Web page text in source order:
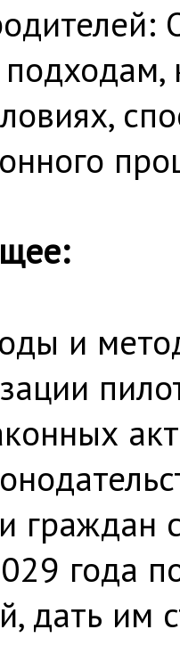
и
граждан
года
дать им